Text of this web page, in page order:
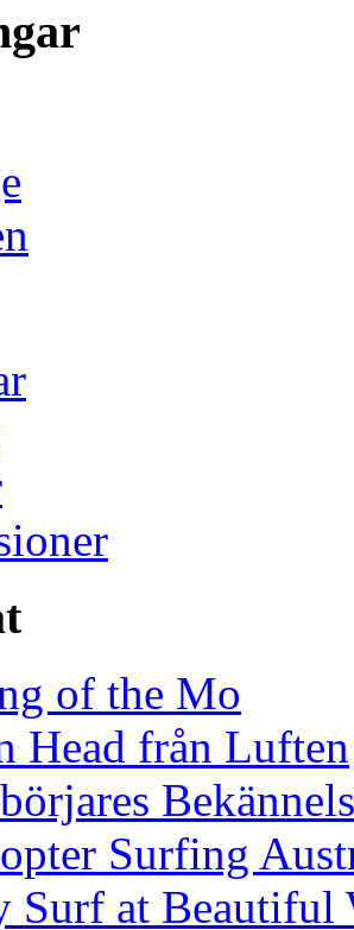
of the Mo
Head från Luften
Surfing
Surf at Beautiful